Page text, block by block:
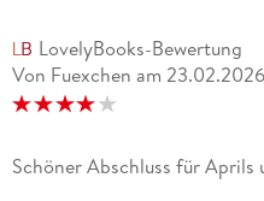
LovelyBooks-Bewertung
Von Fuexchen am 23.02.2026
Schöner Abschluss für Aprils